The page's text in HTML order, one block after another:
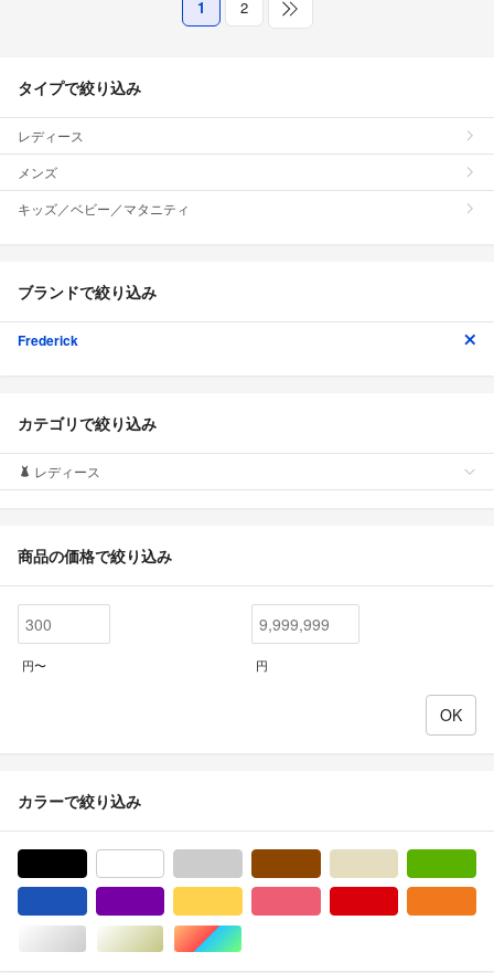
1 2
タイプで絞り込み
レディース
メンズ
キッズ／ベビー／マタニティ
ブランドで絞り込み
Frederick
カテゴリで絞り込み
レディース
商品の価格で絞り込み
円〜 円
カラーで絞り込み
シルバー/銀色系ゴールド/金色系マルチカラー